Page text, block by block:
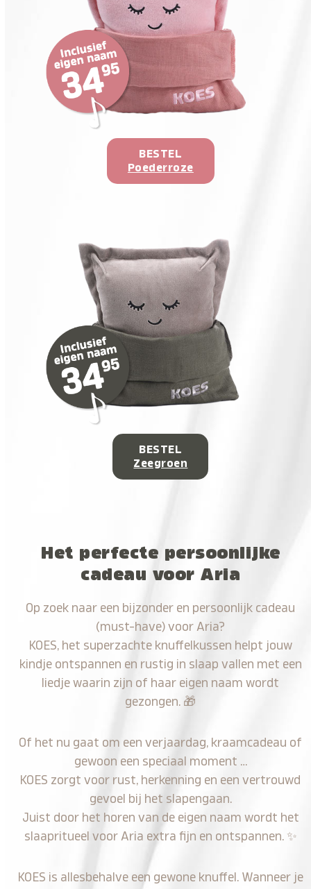
BESTEL
Poederroze
BESTEL
Zeegroen
Het perfecte persoonlijke
cadeau voor Aria
Op zoek naar een bijzonder en persoonlijk cadeau
(must-have) voor Aria?
KOES, het superzachte knuffelkussen helpt jouw
kindje ontspannen en rustig in slaap vallen met een
liedje waarin zijn of haar eigen naam wordt
gezongen. 🎁
Of het nu gaat om een verjaardag, kraamcadeau of
gewoon een speciaal moment …
KOES zorgt voor rust, herkenning en een vertrouwd
gevoel bij het slapengaan.
Juist door het horen van de eigen naam wordt het
slaapritueel voor Aria extra fijn en ontspannen. ✨
KOES is allesbehalve een gewone knuffel. Wanneer je